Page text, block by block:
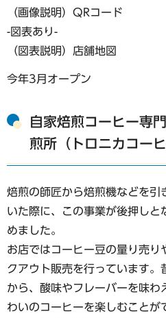
（画像説明）QRコード
-図表あり-
（図表説明）店舗地図
今年3月オープン
自家焙煎コーヒー専
煎所（トロニカコー
焙煎の師匠から焙煎機などを引
いた際に、この事業が後押しと
めました。
お店ではコーヒー豆の量り売り
クアウト販売を行っています。
から、酸味やフレーバーを味わ
わいのコーヒーを楽しむことが